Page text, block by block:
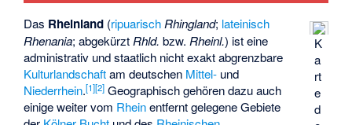
K
a
rt
e
d
Das Rheinland (ripuarisch Rhingland; lateinisch
Rhenania; abgekürztRhld. bzw.Rheinl.) ist eine
administrativ und staatlich nicht exakt abgrenzbare
Kulturlandschaftam deutschen Mittel- und
Niederrhein.[1][2] Geographisch gehören dazu auch
einige weiter vom Rheinentfernt gelegene Gebiete